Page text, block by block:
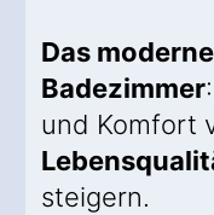
Das
Badezimmer
und Komfort
steigern.